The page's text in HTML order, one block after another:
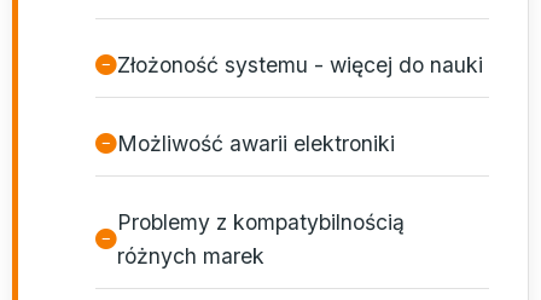
Złożoność systemu - więcej do nauki
Możliwość awarii elektroniki
Problemy z kompatybilnością
różnych marek